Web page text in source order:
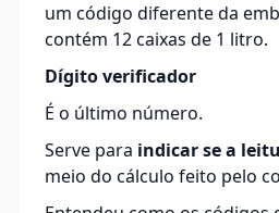
um código diferente da
contém 12 caixas de 1 litro.
Dígito verificador
É o último número.
Serve para indicar se a
meio do cálculo feito pelo